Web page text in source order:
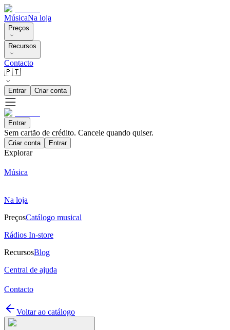
MúsicaNa loja
Preços
Recursos
Contacto
🇵🇹
Entrar Criar conta
Entrar
Sem cartão de crédito. Cancele quando quiser.
Criar conta Entrar
Explorar
Música
Na loja
PreçosCatálogo musical
Rádios In-store
RecursosBlog
Central de ajuda
Contacto
Voltar ao catálogo